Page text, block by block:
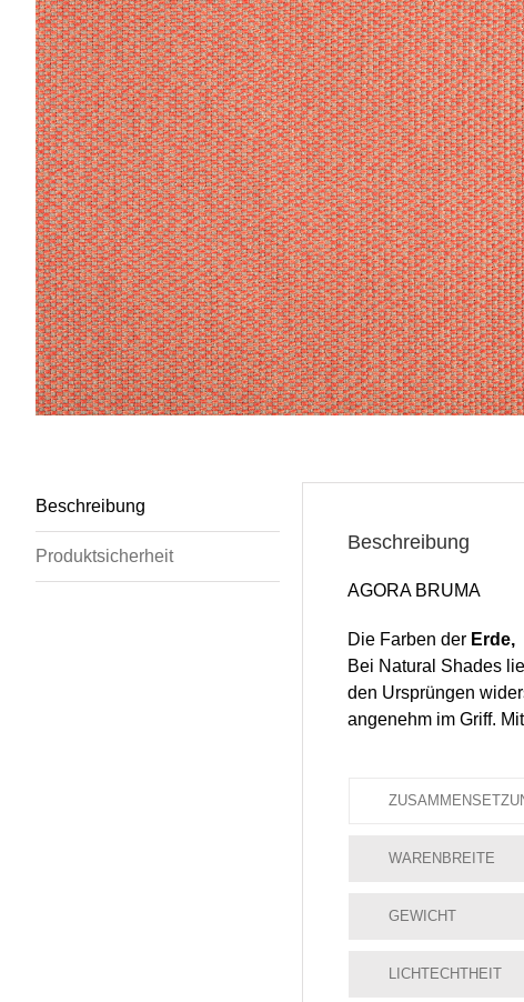
Beschreibung
Produktsicherheit
Beschreibung
AGORA BRUMA
Die Farben der Erde,
Bei Natural Shades
den Ursprüngen
angenehm im Griff.
WARENBREITE
GEWICHT
LICHTECHTHEIT